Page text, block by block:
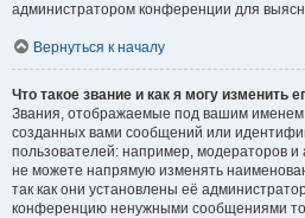
администратором конференции для
Вернуться к началу
Что такое звание и как я могу изменить
Звания, отображаемые под вашим
созданных вами сообщений или
пользователей: например, модераторов
не можете напрямую изменять
так как они установлены её
конференцию ненужными сообщениями